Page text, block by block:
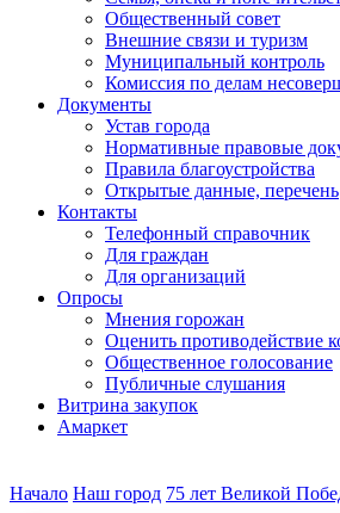
Общественный совет
Внешние связи и туризм
Муниципальный контроль
Комиссия по делам
Документы
Устав города
Нормативные правовые
Правила благоустройства
Открытые данные, перечень
Контакты
Телефонный справочник
Для граждан
Для организаций
Опросы
Мнения горожан
Оценить противодействие
Общественное голосование
Публичные слушания
Витрина закупок
Амаркет
Начало Наш город 75 лет Великой